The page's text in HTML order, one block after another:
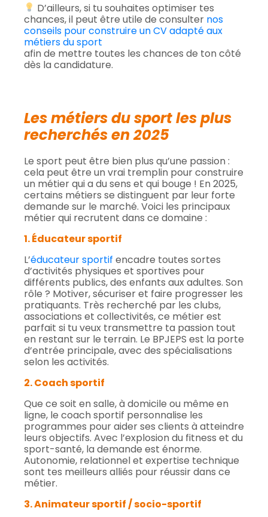
D’ailleurs, si tu souhaites optimiser tes
chances, il peut être utile de consulter nos
conseils pour construire un CV adapté aux
métiers du sport
afin de mettre toutes les chances de ton côté
dès la candidature.
Les métiers du sport les plus
recherchés en 2025
Le sport peut être bien plus qu’une passion :
cela peut être un vrai tremplin pour construire
un métier qui a du sens et qui bouge ! En 2025,
certains métiers se distinguent par leur forte
demande sur le marché. Voici les principaux
métier qui recrutent dans ce domaine :
1. Éducateur sportif
L’éducateur sportif encadre toutes sortes
d’activités physiques et sportives pour
différents publics, des enfants aux adultes. Son
rôle ? Motiver, sécuriser et faire progresser les
pratiquants. Très recherché par les clubs,
associations et collectivités, ce métier est
parfait si tu veux transmettre ta passion tout
en restant sur le terrain. Le BPJEPS est la porte
d’entrée principale, avec des spécialisations
selon les activités.
2. Coach sportif
Que ce soit en salle, à domicile ou même en
ligne, le coach sportif personnalise les
programmes pour aider ses clients à atteindre
leurs objectifs. Avec l’explosion du fitness et du
sport-santé, la demande est énorme.
Autonomie, relationnel et expertise technique
sont tes meilleurs alliés pour réussir dans ce
métier.
3. Animateur sportif / socio-sportif